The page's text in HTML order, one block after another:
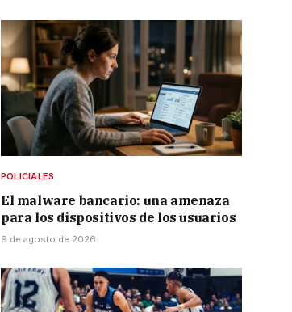
POLICIALES
El malware bancario: una amenaza
para los dispositivos de los usuarios
9 de agosto de 2026